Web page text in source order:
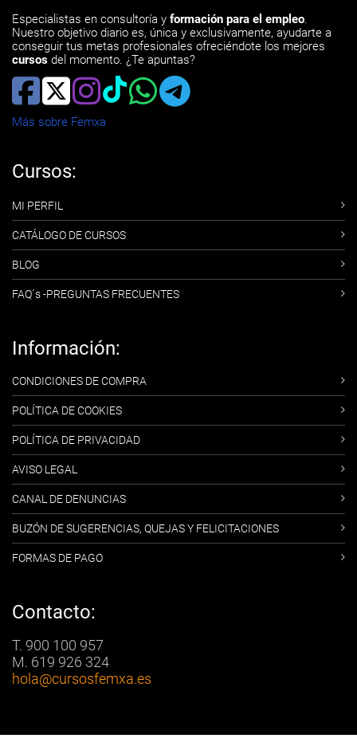
Especialistas en consultoría y formación para el empleo.
Nuestro objetivo diario es, única y exclusivamente, ayudarte a
conseguir tus metas profesionales ofreciéndote los mejores
cursos del momento. ¿Te apuntas?
Más sobre Femxa
Cursos:
MI PERFIL
CATÁLOGO DE CURSOS
BLOG
FAQ´s -PREGUNTAS FRECUENTES
Información:
CONDICIONES DE COMPRA
POLÍTICA DE COOKIES
POLÍTICA DE PRIVACIDAD
AVISO LEGAL
CANAL DE DENUNCIAS
BUZÓN DE SUGERENCIAS, QUEJAS Y FELICITACIONES
FORMAS DE PAGO
Contacto:
T. 900 100 957
M. 619 926 324
hola@cursosfemxa.es